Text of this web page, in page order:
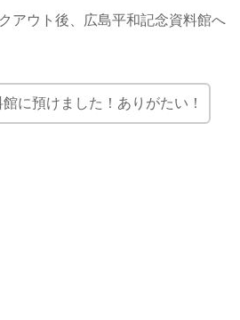
アウト後、広島平和記念資料館へ
に預けました！ありがたい！